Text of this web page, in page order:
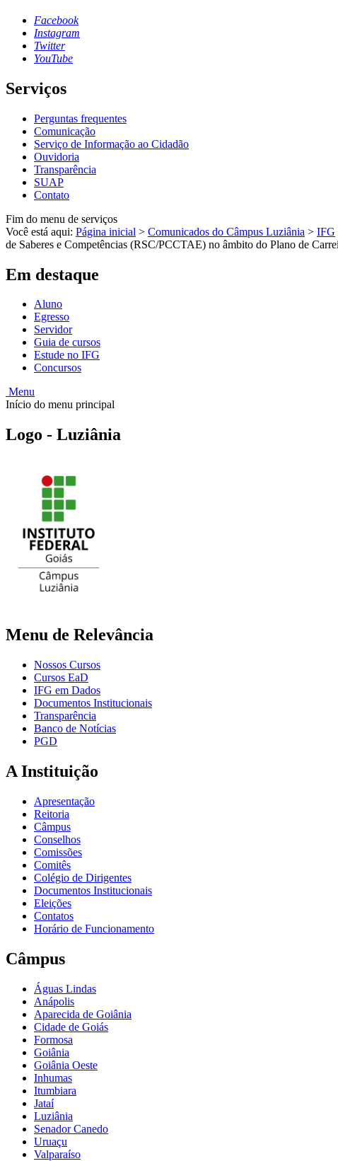
Facebook
Instagram
Twitter
YouTube
Serviços
Perguntas frequentes
Comunicação
Serviço de Informação ao Cidadão
Ouvidoria
Transparência
SUAP
Contato
Fim do menu de serviços
Você está aqui: Página inicial > Comunicados do Câmpus Luziânia > IFG
de Saberes e Competências (RSC/PCCTAE) no âmbito do Plano de
Em destaque
Aluno
Egresso
Servidor
Guia de cursos
Estude no IFG
Concursos
Menu
Início do menu principal
Logo - Luziânia
Menu de Relevância
Nossos Cursos
Cursos EaD
IFG em Dados
Documentos Institucionais
Transparência
Banco de Notícias
PGD
A Instituição
Apresentação
Reitoria
Câmpus
Conselhos
Comissões
Comitês
Colégio de Dirigentes
Documentos Institucionais
Eleições
Contatos
Horário de Funcionamento
Câmpus
Águas Lindas
Anápolis
Aparecida de Goiânia
Cidade de Goiás
Formosa
Goiânia
Goiânia Oeste
Inhumas
Itumbiara
Jataí
Luziânia
Senador Canedo
Uruaçu
Valparaíso